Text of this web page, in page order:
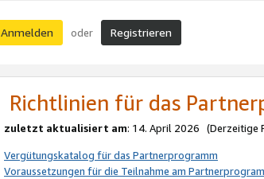
Anmelden oder Registrieren
Richtlinien für das
zuletzt aktualisiert am: 14. April 2026 (Derzeitige
Vergütungskatalog für das Partnerprogramm
Voraussetzungen für die Teilnahme am